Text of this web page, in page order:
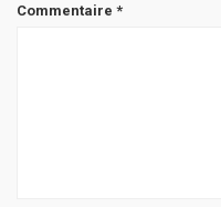
Commentaire *